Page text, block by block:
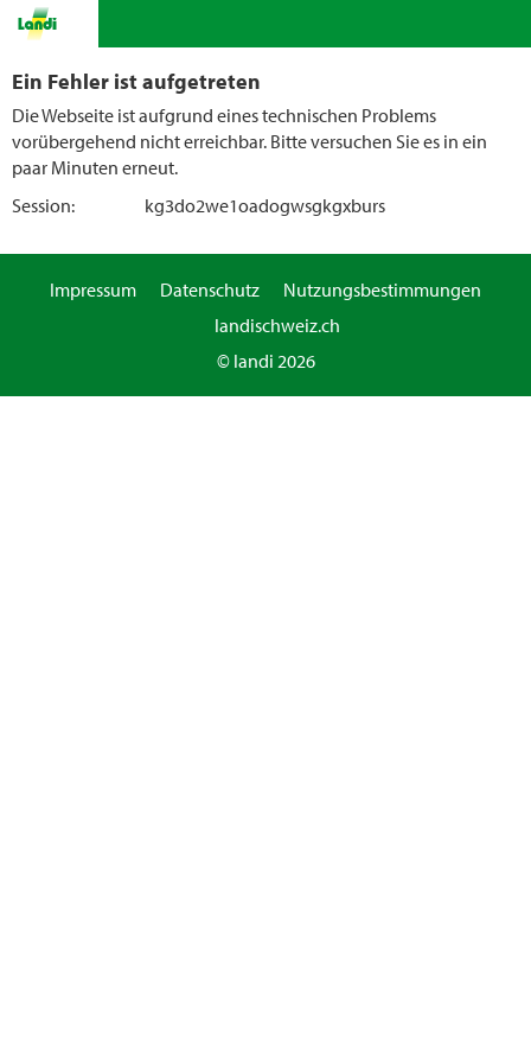
Ein Fehler ist aufgetreten
Die Webseite ist aufgrund eines technischen Problems
vorübergehend nicht erreichbar. Bitte versuchen Sie es in ein
paar Minuten erneut.
Session:
kg3do2we1oadogwsgkgxburs
Impressum Datenschutz
Nutzungsbestimmungen
landischweiz.ch
© landi 2026